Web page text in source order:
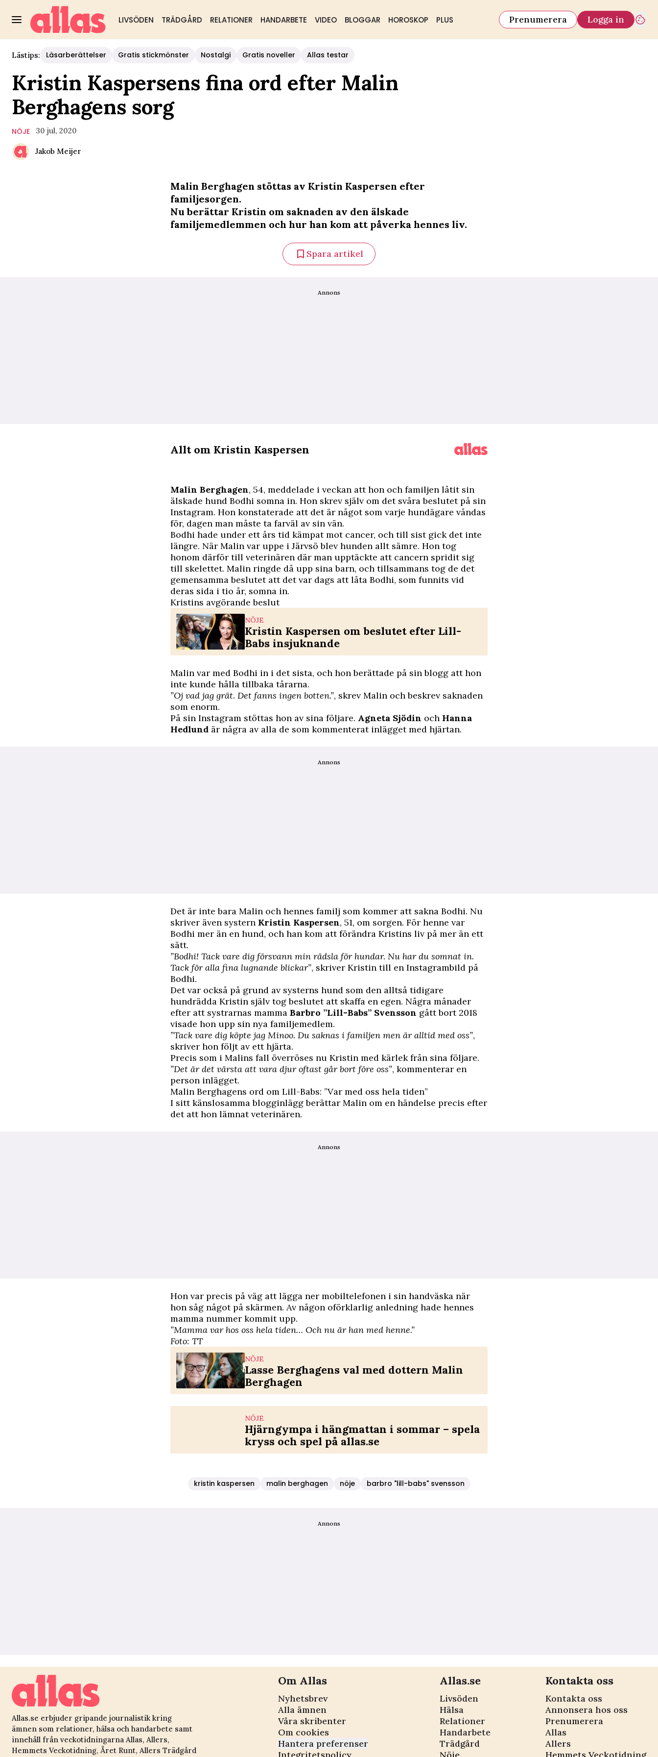
LIVSÖDEN TRÄDGÅRD RELATIONER HANDARBETE VIDEO BLOGGAR HOROSKOP PLUS Prenumerera Logga in
Lästips: Läsarberättelser Gratis stickmönster Nostalgi Gratis noveller Allas testar
Kristin Kaspersens fina ord efter Malin
Berghagens sorg
NÖJE 30 jul, 2020
Jakob Meijer
Malin Berghagen stöttas av Kristin Kaspersen efter
familjesorgen.
Nu berättar Kristin om saknaden av den älskade
familjemedlemmen och hur han kom att påverka hennes liv.
Spara artikel
Annons
Allt om Kristin Kaspersen
Malin Berghagen, 54, meddelade i veckan att hon och familjen låtit sin
älskade hund Bodhi somna in. Hon skrev själv om det svåra beslutet på sin
Instagram. Hon konstaterade att det är något som varje hundägare våndas
för, dagen man måste ta farväl av sin vän.
Bodhi hade under ett års tid kämpat mot cancer, och till sist gick det inte
längre. När Malin var uppe i Järvsö blev hunden allt sämre. Hon tog
honom därför till veterinären där man upptäckte att cancern spridit sig
till skelettet. Malin ringde då upp sina barn, och tillsammans tog de det
gemensamma beslutet att det var dags att låta Bodhi, som funnits vid
deras sida i tio år, somna in.
Kristins avgörande beslut
NÖJE
Kristin Kaspersen om beslutet efter Lill-
Babs insjuknande
Malin var med Bodhi in i det sista, och hon berättade på sin blogg att hon
inte kunde hålla tillbaka tårarna.
”Oj vad jag grät. Det fanns ingen botten.”, skrev Malin och beskrev saknaden
som enorm.
På sin Instagram stöttas hon av sina följare. Agneta Sjödin och Hanna
Hedlund är några av alla de som kommenterat inlägget med hjärtan.
Annons
Det är inte bara Malin och hennes familj som kommer att sakna Bodhi. Nu
skriver även systern Kristin Kaspersen, 51, om sorgen. För henne var
Bodhi mer än en hund, och han kom att förändra Kristins liv på mer än ett
sätt.
”Bodhi! Tack vare dig försvann min rädsla för hundar. Nu har du somnat in.
Tack för alla fina lugnande blickar”, skriver Kristin till en Instagrambild på
Bodhi.
Det var också på grund av systerns hund som den alltså tidigare
hundrädda Kristin själv tog beslutet att skaffa en egen. Några månader
efter att systrarnas mamma Barbro ”Lill-Babs” Svensson gått bort 2018
visade hon upp sin nya familjemedlem.
”Tack vare dig köpte jag Minoo. Du saknas i familjen men är alltid med oss”,
skriver hon följt av ett hjärta.
Precis som i Malins fall överröses nu Kristin med kärlek från sina följare.
”Det är det värsta att vara djur oftast går bort före oss”, kommenterar en
person inlägget.
Malin Berghagens ord om Lill-Babs: ”Var med oss hela tiden”
I sitt känslosamma blogginlägg berättar Malin om en händelse precis efter
det att hon lämnat veterinären.
Annons
Hon var precis på väg att lägga ner mobiltelefonen i sin handväska när
hon såg något på skärmen. Av någon oförklarlig anledning hade hennes
mamma nummer kommit upp.
”Mamma var hos oss hela tiden… Och nu är han med henne.”
Foto: TT
NÖJE
Lasse Berghagens val med dottern Malin
Berghagen
NÖJE
Hjärngympa i hängmattan i sommar – spela
kryss och spel på allas.se
kristin kaspersen malin berghagen nöje barbro "lill-babs" svensson
Annons
Allas.se erbjuder gripande journalistik kring
ämnen som relationer, hälsa och handarbete samt
innehåll från veckotidningarna Allas, Allers,
Hemmets Veckotidning, Året Runt, Allers Trädgård
Om Allas
Nyhetsbrev
Alla ämnen
Våra skribenter
Om cookies
Hantera preferenser
Allas.se
Livsöden
Hälsa
Relationer
Handarbete
Trädgård
Kontakta oss
Kontakta oss
Annonsera hos oss
Prenumerera
Allas
Allers